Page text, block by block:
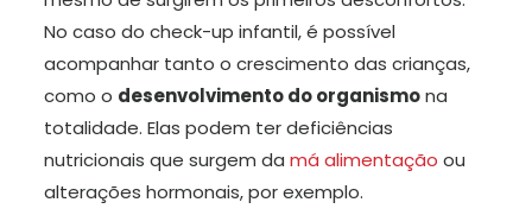
No caso do check-up infantil, é possível
acompanhar tanto o crescimento das crianças,
como o desenvolvimento do organismona
totalidade. Elas podem ter deficiências
nutricionais que surgem da má alimentação ou
alterações hormonais, por exemplo.